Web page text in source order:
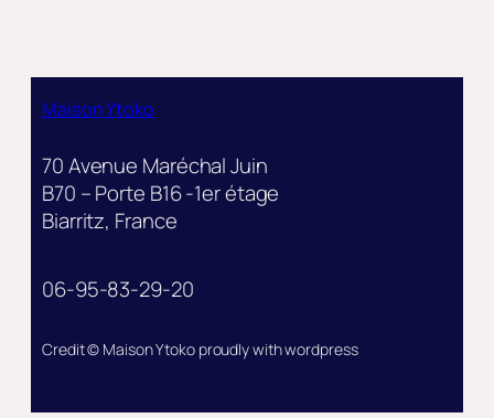
Maison Ytoko
70 Avenue Maréchal Juin
B70 – Porte B16 -1er étage
Biarritz, France
06-95-83-29-20
Credit © Maison Ytoko proudly with wordpress